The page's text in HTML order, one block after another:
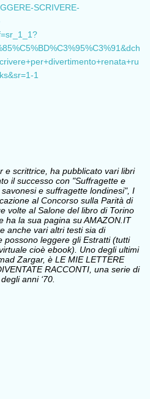
SCRIVERE-
1
e scrittrice, ha pubblicato vari libri
il successo con "Suffragette e
e suffragette londinesi", I
al Concorso sulla Parità di
volte al Salone del libro di Torino
ha la sua pagina su AMAZON.IT
anche vari altri testi sia di
possono leggere gli Estratti (tutti
cioè ebook). Uno degli ultimi
Zargar, è LE MIE LETTERE
RACCONTI, una serie di
anni ‘70.